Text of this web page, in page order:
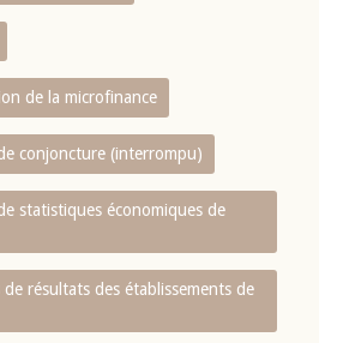
de la microfinance
conjoncture (interrompu)
statistiques économiques de
résultats des établissements de